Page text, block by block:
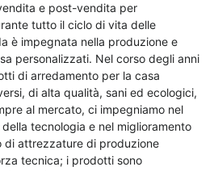
e post-vendita per
tutto il ciclo di vita delle
è impegnata nella produzione e
personalizzati. Nel corso degli anni
di arredamento per la casa
di alta qualità, sani ed ecologici,
al mercato, ci impegniamo nel
tecnologia e nel miglioramento
di attrezzature di produzione
tecnica; i prodotti sono